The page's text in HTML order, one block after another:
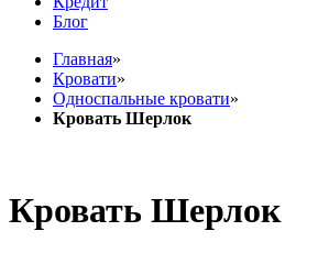
Блог
Главная»
Кровати»
Односпальные кровати»
Кровать Шерлок
Кровать Шерлок